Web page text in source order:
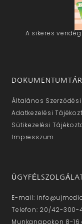
A sikeres
DOKUMENTUMTÁR
Általános Szerződési
Adatkezelési
Sütikezelési
Impresszum
E-mail:
Telefon: 20/42-300-
Munkanapokon 8-16